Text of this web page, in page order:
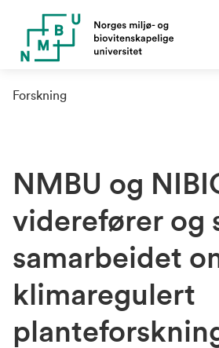
Forskning
NMBU og
viderefører og
samarbeidet
klimaregulert